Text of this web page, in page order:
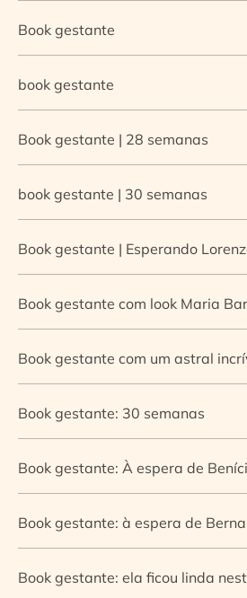
Book gestante
book gestante
Book gestante | 28 semanas
book gestante | 30 semanas
Book gestante | Esperando
Book gestante com look Maria
Book gestante com um astral
Book gestante: 30 semanas
Book gestante: À espera de
Book gestante: à espera de
Book gestante: ela ficou linda